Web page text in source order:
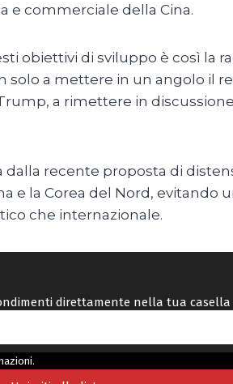
e commerciale della Cina.
obiettivi di sviluppo è così la
a mettere in un angolo il
a rimettere in
recente proposta di
la Corea del Nord, evitando
che internazionale.
direttamente nella tua casella